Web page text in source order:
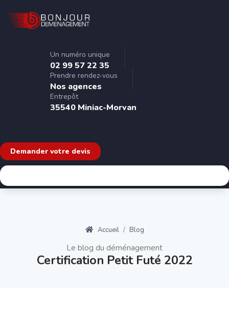
Un numéro unique
02 99 57 22 35
Prendre rendez-vous
Nos agences
Entrepôt
35540 Miniac-Morvan
Demander votre devis
Accueil Blog
Le blog du déménagement
Certification Petit Futé 2022